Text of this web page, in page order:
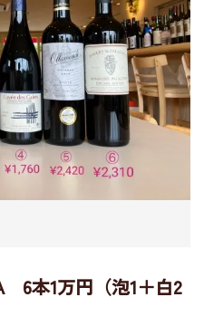
6本1万円（泡1＋白2